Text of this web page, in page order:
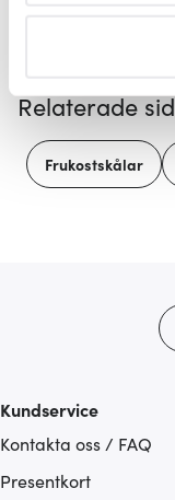
Du kan ändra
Vi använder
ska anpassas
gör också att vi
Relaterade
Frukostskålar
Kundservice
Kontakta oss / FAQ
Presentkort